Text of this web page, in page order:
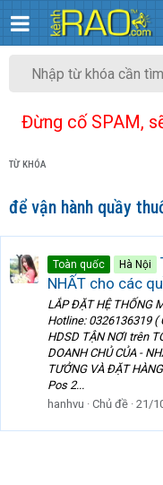
Đừng cố SPAM,
TỪ KHÓA
để vận hành quầy
Toàn quốc Hà Nội
NHẤT cho các
LẮP ĐẶT HỆ THỐNG
Hotline: 0326136319 (
HDSD TẬN NƠI trên
DOANH CHỦ CỦA -
TƯỞNG VÀ ĐẶT
Pos 2...
hanhvu
Chủ đề 21/